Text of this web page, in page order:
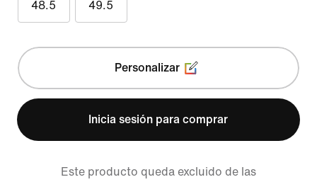
48.5 49.5
Personalizar
Inicia sesión para comprar
Este producto queda excluido de las